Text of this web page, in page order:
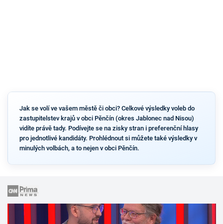
Jak se volí ve vašem městě či obci? Celkové výsledky voleb do
zastupitelstev krajů v obci Pěnčín (okres Jablonec nad Nisou)
vidíte právě tady. Podívejte se na zisky stran i preferenční hlasy
pro jednotlivé kandidáty. Prohlédnout si můžete také výsledky v
minulých volbách, a to nejen v obci Pěnčín.